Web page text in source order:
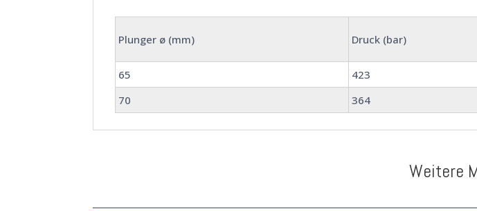
Plunger ø (mm) Druck (bar)
65
423
70
364
Weitere